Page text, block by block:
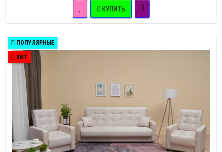
КУПИТЬ
ПОПУЛЯРНЫЕ
ХИТ